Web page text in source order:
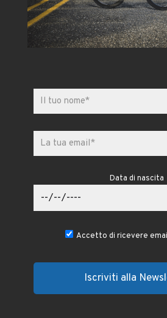
Data di nascita
Accetto di ricevere